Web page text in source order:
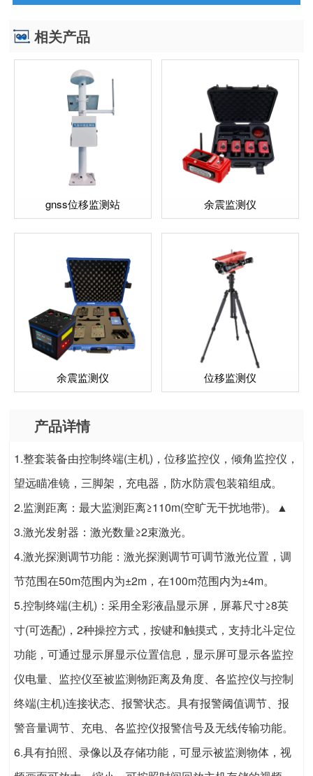
相关产品
gnss位移监测站 余震监测仪
余震监测仪 位移监测仪
产品详情
1.整套装备由控制终端(主机)，位移监控仪，倾角监控仪，
望远瞄准镜，三脚架，充电器，防水防震包装箱组成。
2.监测距离：最大监测距离≥110m(空旷无干扰地带)。▲
3.激光发射器：激光数量≥2束激光。
4.激光探测调节功能：激光探测调节可调节激光位置，调
节范围在50m范围内为±2m，在100m范围内为±4m。
5.控制终端(主机)：采用全彩液晶显示屏，屏幕尺寸≥8英
寸(可选配)，2种操控方式，按键和触摸式，支持北斗定位
功能，可通过显示屏显示位置信息，显示屏可显示各监控
仪电量、监控仪至被监测物距离及角度、各监控仪与控制
终端(主机)连接状态、报警状态。具有报警阈值调节、报
警音量调节、充电、各监控仪报警信号及无线传输功能。
6.具有拍照、录像以及存储功能，可显示被监测物体，视